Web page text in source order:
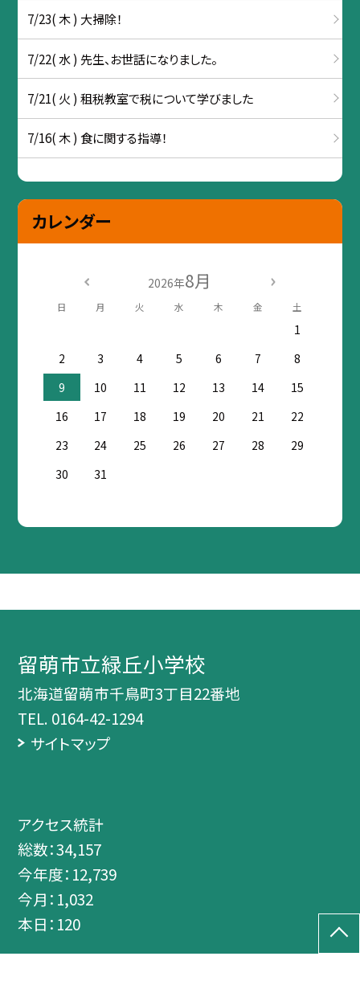
7/23( 木 ) 大掃除！
7/22( 水 ) 先生、お世話になりました。
7/21( 火 ) 租税教室で税について学びました
7/16( 木 ) 食に関する指導！
カレンダー
2026年8月
日 月 火 水 木 金 土
1
2
3 4 5 6 7
8
9
10 11 12 13 14
15
16
17 18 19 20 21
22
23
24 25 26 27 28
29
30
31
留萌市立緑丘小学校
北海道留萌市千鳥町3丁目22番地
TEL. 0164-42-1294
サイトマップ
アクセス統計
総数：34,157
今年度： 12,739
今月： 1,032
本日： 120